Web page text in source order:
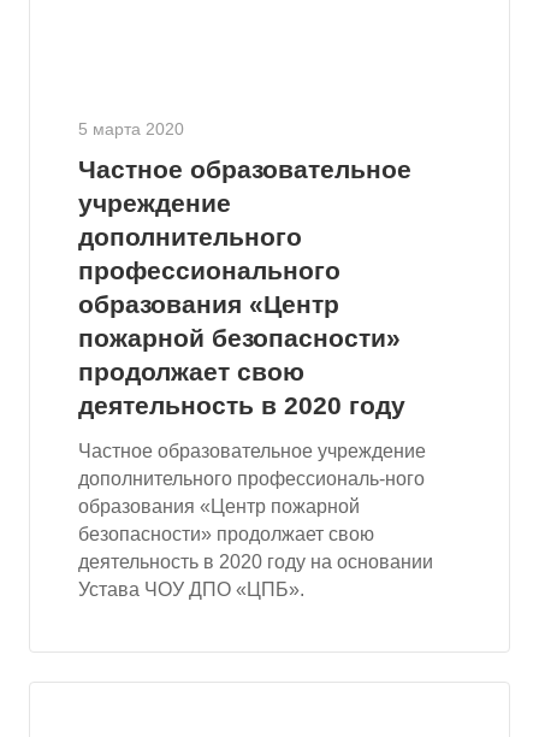
5 марта 2020
Частное образовательное
учреждение
дополнительного
профессионального
образования «Центр
пожарной безопасности»
продолжает свою
деятельность в 2020 году
Частное образовательное учреждение
дополнительного профессиональ-ного
образования «Центр пожарной
безопасности» продолжает свою
деятельность в 2020 году на основании
Устава ЧОУ ДПО «ЦПБ».